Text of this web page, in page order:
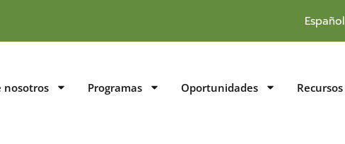
Español
nosotros Programas Oportunidades Recursos